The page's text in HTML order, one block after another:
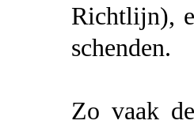
Richtlijn),
schenden.
Zo vaak